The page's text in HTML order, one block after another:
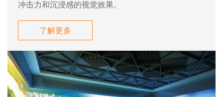
冲击力和沉浸感的视觉效果。
了解更多